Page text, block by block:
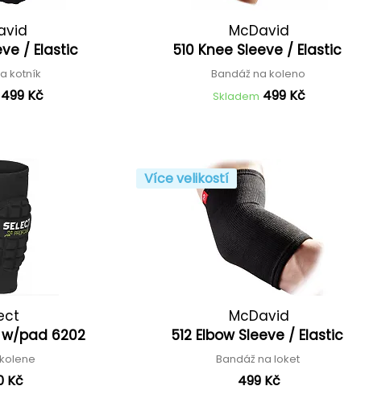
/ Elastic
kotník
499 Kč
McDavid
510 Knee Sleeve / Elastic
Bandáž na koleno
Skladem 499 Kč
w/pad 6202
Kč
Více velikostí
McDavid
512 Elbow Sleeve / Elastic
Bandáž na loket
499 Kč